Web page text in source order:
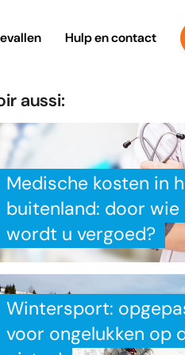
Hulp en contact
aussi:
Medische kosten in
buitenland: door wie
wordt u vergoed?
Wintersport:
voor ongelukken op